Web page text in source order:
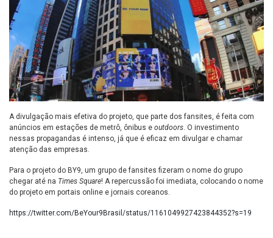
A divulgação mais efetiva do projeto, que parte dos fansites, é feita com
anúncios em estações de metrô, ônibus e outdoors. O investimento
nessas propagandas é intenso, já que é eficaz em divulgar e chamar
atenção das empresas.
Para o projeto do BY9, um grupo de fansites fizeram o nome do grupo
chegar até na Times Square! A repercussão foi imediata, colocando o nome
do projeto em portais online e jornais coreanos.
https://twitter.com/BeYour9Brasil/status/1161049927423844352?s=19